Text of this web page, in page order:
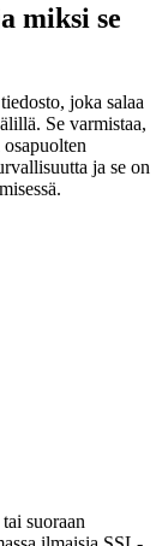
miksi se
joka salaa
Se varmistaa,
ja se on
suoraan